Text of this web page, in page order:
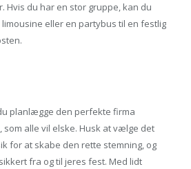
Hvis du har en stor gruppe, kan du
eller en partybus til en festlig
planlægge den perfekte firma
alle vil elske. Husk at vælge det
for at skabe den rette stemning, og
fra og til jeres fest. Med lidt